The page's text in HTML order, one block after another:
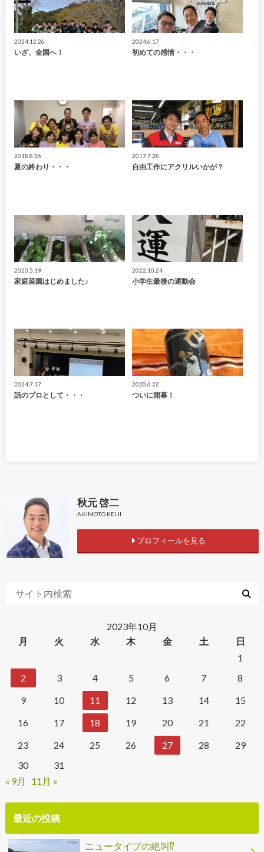
2024.12.26
いざ、全国へ！
2024.6.17
初めての感情・・・
2018.8.26
夏の終わり・・・
2017.7.28
自由工作にアクリルいかが？
2020.5.19
家庭菜園はじめました♪
2022.10.24
小学生最後の運動会
2024.7.17
話のプロとして・・・
2020.6.22
ついに開幕！
秋元 啓二
AKIMOTO KEIJI
プロフィールを見る
2023年10月
月
火 水 木 金 土
日
1
2
3 4 5 6 7
8
9
10 11 12 13 14
15
16
17 18 19 20 21
22
23
24 25 26 27 28
29
30
31
« 9月
11月 »
最近の投稿
ニュータイプの絶叫⁉